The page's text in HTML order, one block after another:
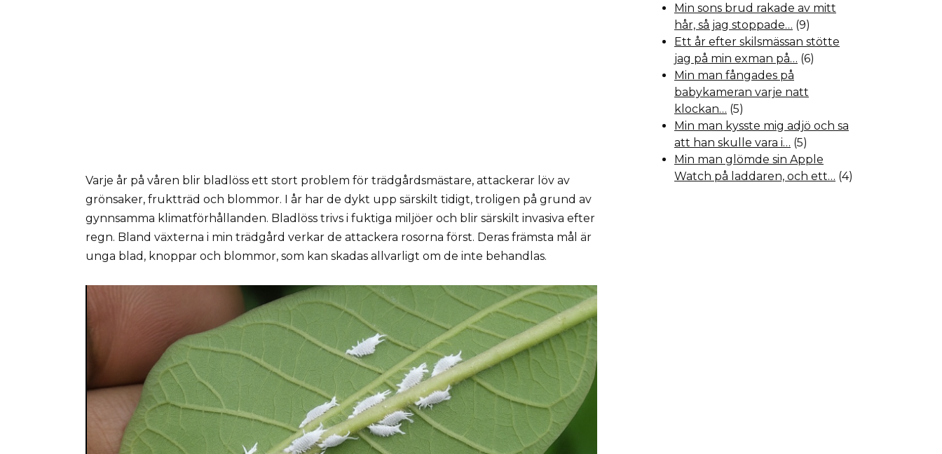
Varje år på våren blir bladlöss ett stort problem för trädgårdsmästare, attackerar löv av
grönsaker, fruktträd och blommor. I år har de dykt upp särskilt tidigt, troligen på grund av
gynnsamma klimatförhållanden. Bladlöss trivs i fuktiga miljöer och blir särskilt invasiva efter
regn. Bland växterna i min trädgård verkar de attackera rosorna först. Deras främsta mål är
unga blad, knoppar och blommor, som kan skadas allvarligt om de inte behandlas.
Min sons brud rakade av mitt
hår, så jag stoppade… (9)
Ett år efter skilsmässan stötte
jag på min exman på… (6)
Min man fångades på
babykameran varje natt
klockan… (5)
Min man kysste mig adjö och sa
att han skulle vara i… (5)
Min man glömde sin Apple
Watch på laddaren, och ett… (4)